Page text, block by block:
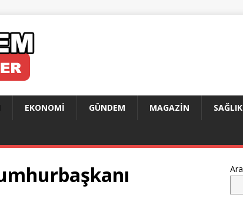
EKONOMI GÜNDEM MAGAZIN SAĞLIK
Ara